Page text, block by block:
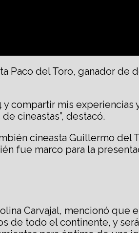
Paco del Toro, ganador de
y compartir mis
cineastas”, destacó.
cineasta Guillermo
fue marco para la
Carvajal, mencionó
de todo el continente, y